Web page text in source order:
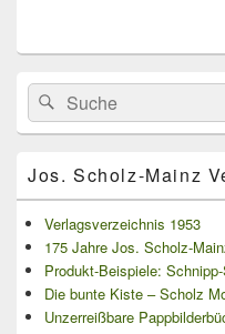
Primärer
Seitenleisten
Widget-
Bereich
Search
for:
Suche
Jos. Scholz-Mainz
Verlagsverzeichnis 1953
175 Jahre Jos. Scholz-
Produkt-Beispiele:
Die bunte Kiste – Scholz
Unzerreißbare